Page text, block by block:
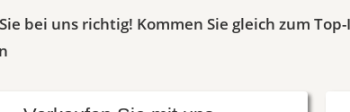
bei uns richtig! Kommen Sie gleich zum